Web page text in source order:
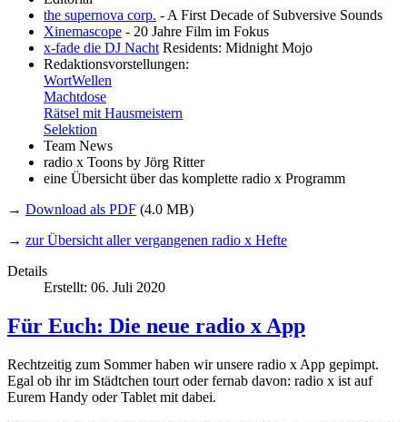
the supernova corp. - A First Decade of Subversive Sounds
Xinemascope - 20 Jahre Film im Fokus
x-fade die DJ Nacht Residents: Midnight Mojo
Redaktionsvorstellungen:
WortWellen
Machtdose
Rätsel mit Hausmeistern
Selektion
Team News
radio x Toons by Jörg Ritter
eine Übersicht über das komplette radio x Programm
→ Download als PDF (4.0 MB)
→ zur Übersicht aller vergangenen radio x Hefte
Details
Erstellt: 06. Juli 2020
Für Euch: Die neue radio x App
Rechtzeitig zum Sommer haben wir unsere radio x App gepimpt.
Egal ob ihr im Städtchen tourt oder fernab davon: radio x ist auf
Eurem Handy oder Tablet mit dabei.